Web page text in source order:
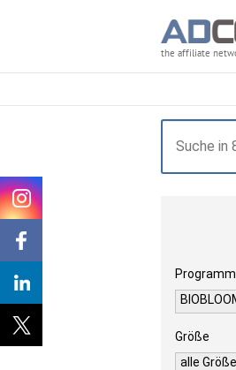
the affiliate
Programm
Größe
alle